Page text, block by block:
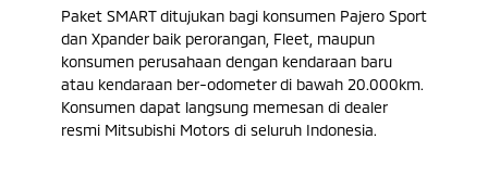
Paket SMART ditujukan bagi konsumen Pajero Sport
dan Xpander baik perorangan, Fleet, maupun
konsumen perusahaan dengan kendaraan baru
atau kendaraan ber-odometer di bawah 20.000km.
Konsumen dapat langsung memesan di dealer
resmi Mitsubishi Motors di seluruh Indonesia.